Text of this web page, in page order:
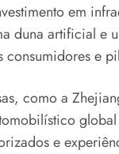
em
duna artificial e
e
como a
e